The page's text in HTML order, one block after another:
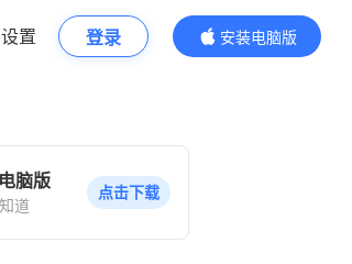
置 登录
安装电脑版
内容更精彩
脑版
道
点击下载